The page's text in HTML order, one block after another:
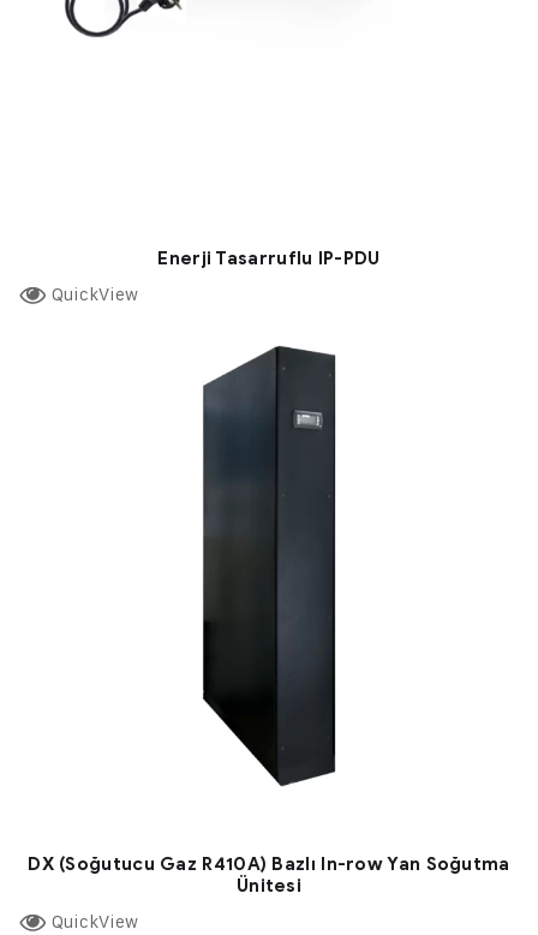
Enerji Tasarruflu IP-PDU
QuickView
DX (Soğutucu Gaz R410A) Bazlı In-row Yan Soğutma
Ünitesi
QuickView